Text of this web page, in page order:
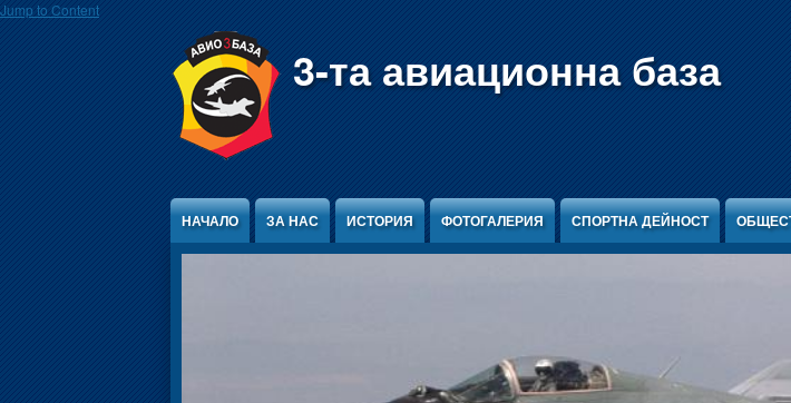
Jump to Content
3-та авиационна база
НАЧАЛО ЗА НАС ИСТОРИЯ ФОТОГАЛЕРИЯ СПОРТНА ДЕЙНОСТ